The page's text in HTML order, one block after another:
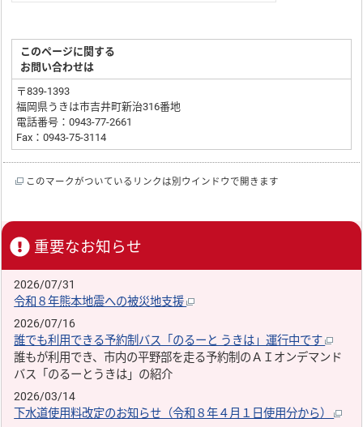
このページに関する
お問い合わせは
〒839-1393
福岡県うきは市吉井町新治316番地
電話番号：0943-77-2661
Fax：0943-75-3114
このマークがついているリンクは別ウインドウで開きます
重要なお知らせ
2026/07/31
令和８年熊本地震への被災地支援
2026/07/16
誰でも利用できる予約制バス「のるーと うきは」運行中です
誰もが利用でき、市内の平野部を走る予約制のＡＩオンデマンド
バス「のるーとうきは」の紹介
2026/03/14
下水道使用料改定のお知らせ（令和８年４月１日使用分から）